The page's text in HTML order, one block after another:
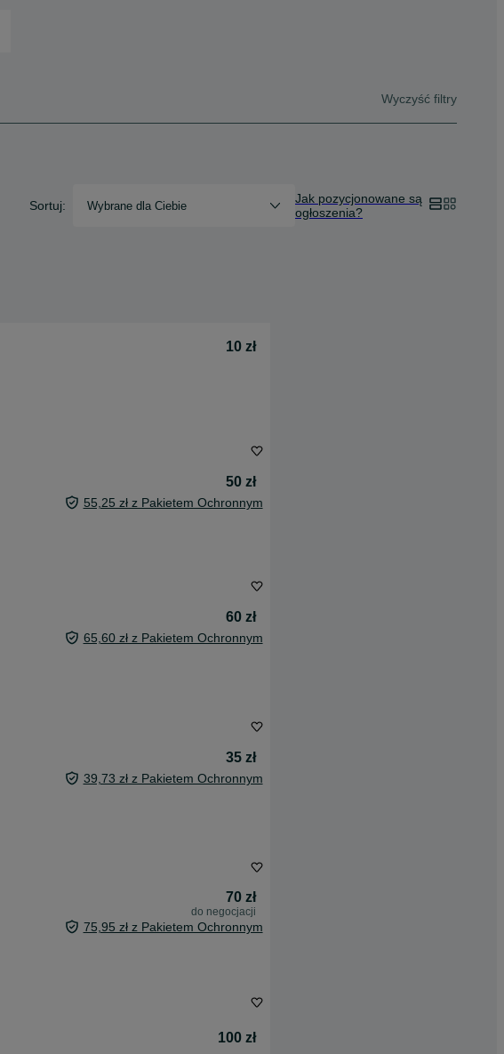
Wyczyść filtry
Sortuj: Wybrane dla Ciebie
Jak pozycjonowane są
ogłoszenia?
10 zł
50 zł
55,25 zł z Pakietem Ochronnym
60 zł
65,60 zł z Pakietem Ochronnym
35 zł
39,73 zł z Pakietem Ochronnym
70 zł
do negocjacji
75,95 zł z Pakietem Ochronnym
100 zł